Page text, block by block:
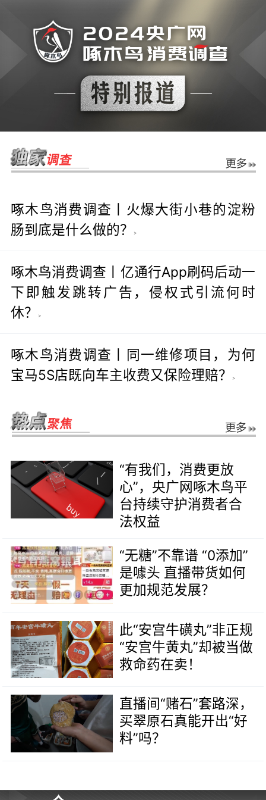
啄木鸟消费调查丨火爆大街小巷的淀粉
肠到底是什么做的？
>
啄木鸟消费调查丨亿通行App刷码后动一
下即触发跳转广告，侵权式引流何时
休？
>
啄木鸟消费调查丨同一维修项目，为何
宝马5S店既向车主收费又保险理赔？
>
“有我们，消费更放
心”，央广网啄木鸟平
台持续守护消费者合
法权益
“无糖”不靠谱 “0添加”
是噱头 直播带货如何
更加规范发展？
此“安宫牛磺丸”非正规
“安宫牛黄丸”却被当做
救命药在卖！
直播间“赌石”套路深，
买翠原石真能开出“好
料”吗？